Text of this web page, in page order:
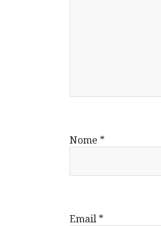
Nome *
Email *